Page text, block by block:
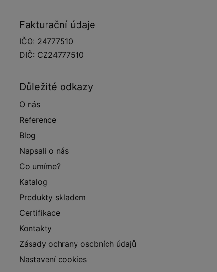
Fakturační údaje
IČO: 24777510
DIČ: CZ24777510
Důležité odkazy
O nás
Reference
Blog
Napsali o nás
Co umíme?
Katalog
Produkty skladem
Certifikace
Kontakty
Zásady ochrany osobních údajů
Nastavení cookies